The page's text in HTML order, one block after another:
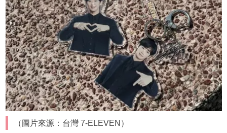
（圖片來源：台灣 7-ELEVEN）